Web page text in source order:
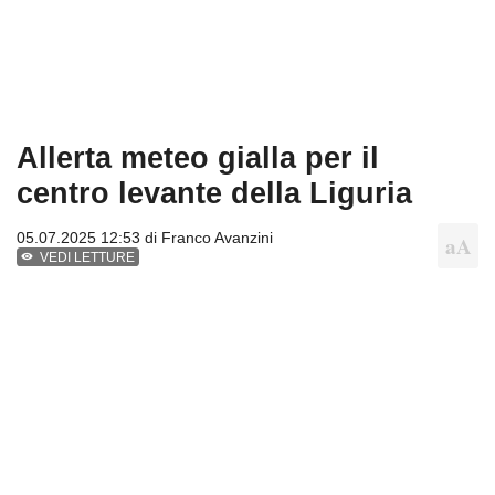
Allerta meteo gialla per il
centro levante della Liguria
05.07.2025 12:53 di Franco Avanzini
VEDI LETTURE